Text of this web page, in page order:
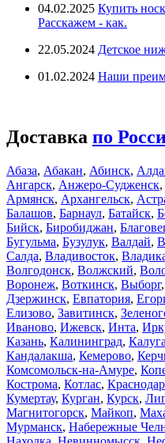
04.02.2025 Купить
Расскажем - как.
22.05.2024 Детское
01.02.2024 Наши
Доставка по
Абаза, Абакан, Абинск,
Ангарск, Анжеро-Судженск,
Армянск, Архангельск,
Балашов, Барнаул, Батайск,
Бийск, Биробиджан,
Бугульма, Бузулук, Валдай,
Салда, Владивосток,
Волгодонск, Волжский,
Воронеж, Воткинск, Выборг,
Дзержинск, Евпатория,
Елизово, Завитинск,
Иваново, Ижевск, Инта,
Казань, Калининград, Калуга
Кандалакша, Кемерово,
Комсомольск-на-Амуре,
Кострома, Котлас, Краснодар
Кумертау, Курган, Курск,
Магнитогорск, Майкоп,
Мурманск, Набережные